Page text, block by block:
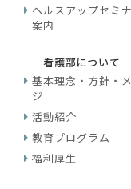
ヘルスアップセミ
案内
看護部について
基本理念・方針・
ジ
活動紹介
教育プログラム
福利厚生